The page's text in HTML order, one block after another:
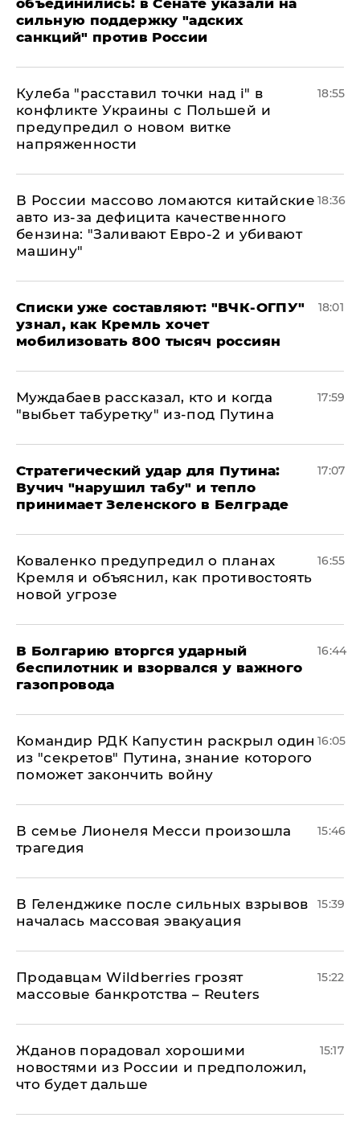
объединились: в Сенате указали на
сильную поддержку "адских
санкций" против России
Кулеба "расставил точки над і" в
конфликте Украины с Польшей и
предупредил о новом витке
напряженности
18:55
В России массово ломаются китайские
авто из-за дефицита качественного
бензина: "Заливают Евро-2 и убивают
машину"
18:36
Списки уже составляют: "ВЧК-ОГПУ"
узнал, как Кремль хочет
мобилизовать 800 тысяч россиян
18:01
Муждабаев рассказал, кто и когда
"выбьет табуретку" из-под Путина
17:59
Стратегический удар для Путина:
Вучич "нарушил табу" и тепло
принимает Зеленского в Белграде
17:07
Коваленко предупредил о планах
Кремля и объяснил, как противостоять
новой угрозе
16:55
В Болгарию вторгся ударный
беспилотник и взорвался у важного
газопровода
16:44
Командир РДК Капустин раскрыл один
из "секретов" Путина, знание которого
поможет закончить войну
16:05
В семье Лионеля Месси произошла
трагедия
15:46
В Геленджике после сильных взрывов
началась массовая эвакуация
15:39
Продавцам Wildberries грозят
массовые банкротства – Reuters
15:22
Жданов порадовал хорошими
новостями из России и предположил,
что будет дальше
15:17